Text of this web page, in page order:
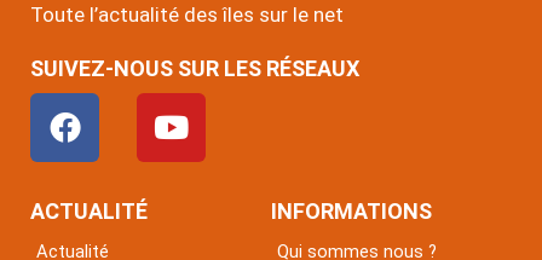
Toute l’actualité des îles sur le net
SUIVEZ-NOUS SUR LES RÉSEAUX
F
a
c
e
Y
o
u
ACTUALITÉ
Actualité
INFORMATIONS
Qui sommes nous ?